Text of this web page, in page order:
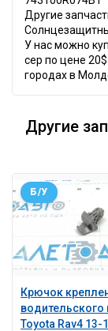
Другие
У нас можно
сер по цене
городах в
Другие
Крючок
водительского
Toyota Rav4 13-
Б/У